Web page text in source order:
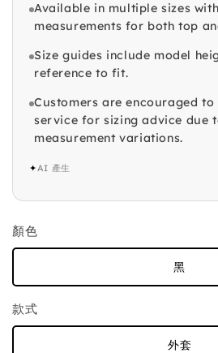
Available in multiple sizes
measurements for both top
Size guides include model
reference to fit.
Customers are encouraged
service for sizing advice due
measurement variations.
✦AI 產生
顏色
黑
款式
外套